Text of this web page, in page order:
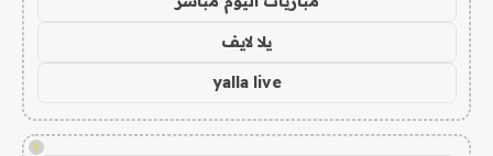
يلا لايف
yalla live
!